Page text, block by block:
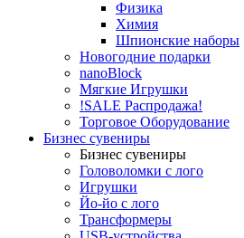
Физика
Химия
Шпионские наборы
Новогодние подарки
nanoBlock
Мягкие Игрушки
!SALE Распродажа!
Торговое Оборудование
Бизнес сувениры
Бизнес сувениры
Головоломки с лого
Игрушки
Йо-йо с лого
Трансформеры